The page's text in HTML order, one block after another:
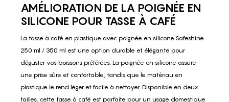
AMÉLIORATION DE LA POIGNÉE EN
SILICONE POUR TASSE À CAFÉ
La tasse à café en plastique avec poignée en silicone Safeshine
250 ml / 350 ml est une option durable et élégante pour
déguster vos boissons préférées. La poignée en silicone assure
une prise sûre et confortable, tandis que le matériau en
plastique le rend léger et facile à nettoyer. Disponible en deux
tailles, cette tasse à café est parfaite pour un usage domestique